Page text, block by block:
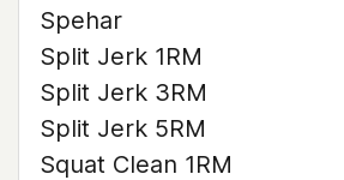
Spehar
Split Jerk 1RM
Split Jerk 3RM
Split Jerk 5RM
Squat Clean 1RM